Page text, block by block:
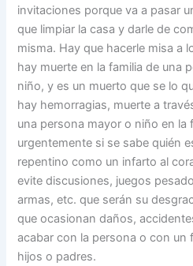
invitaciones porque va a pasar
que limpiar la casa y darle de
misma. Hay que hacerle misa a
hay muerte en la familia de una
niño, y es un muerto que se lo
hay hemorragias, muerte a
una persona mayor o niño en la
urgentemente si se sabe quién
repentino como un infarto al
evite discusiones, juegos
armas, etc. que serán su
que ocasionan daños,
acabar con la persona o con un
hijos o padres.